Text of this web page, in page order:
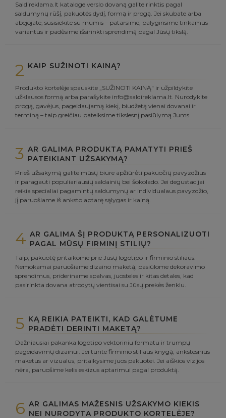
Saldireklama.lt kataloge verslo dovaną galite rinktis pagal
saldumynų rūšį, pakuotės dydį, formą ir progą. Jei skubate arba
abejojate, susisiekite su mumis – patarsime, palyginsime tinkamus
variantus ir padėsime išsirinkti sprendimą pagal Jūsų tikslą.
2 KAIP SUŽINOTI KAINĄ?
Produkto kortelėje spauskite „SUŽINOTI KAINĄ" ir užpildykite
užklausos formą arba parašykite info@saldireklama.lt. Nurodykite
progą, gavėjus, pageidaujamą kiekį, biudžetą vienai dovanai ir
terminą – taip greičiau pateiksime tikslesnį pasiūlymą Jums.
3 AR GALIMA PRODUKTĄ PAMATYTI PRIEŠ
PATEIKIANT UŽSAKYMĄ?
Prieš užsakymą galite mūsų biure apžiūrėti pakuočių pavyzdžius
ir paragauti populiariausių saldainių bei šokolado. Jei degustacijai
reikia specialiai pagamintų saldumynų ar individualaus pavyzdžio,
jį paruošiame iš anksto aptarę sąlygas ir kainą.
4 AR GALIMA ŠĮ PRODUKTĄ PERSONALIZUOTI
PAGAL MŪSŲ FIRMINĮ STILIŲ?
Taip, pakuotę pritaikome prie Jūsų logotipo ir firminio stiliaus.
Nemokamai paruošiame dizaino maketą, pasiūlome dekoravimo
sprendimus, prideriname spalvas, juosteles ir kitas detales, kad
pasirinkta dovana atrodytų vientisai su Jūsų prekės ženklu.
5 KĄ REIKIA PATEIKTI, KAD GALĖTUME
PRADĖTI DERINTI MAKETĄ?
Dažniausiai pakanka logotipo vektoriniu formatu ir trumpų
pageidavimų dizainui. Jei turite firminio stiliaus knygą, ankstesnius
maketus ar vizualus, pritaikysime juos pakuotei. Jei aiškios vizijos
nėra, paruošime kelis eskizus aptarimui pagal produktą.
6 AR GALIMAS MAŽESNIS UŽSAKYMO KIEKIS
NEI NURODYTA PRODUKTO KORTELĖJE?